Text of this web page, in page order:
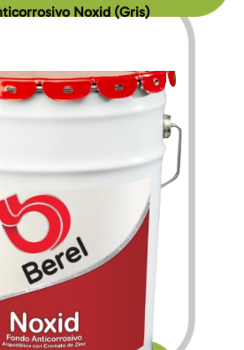
Noxid (Gris)
–$3,364.20